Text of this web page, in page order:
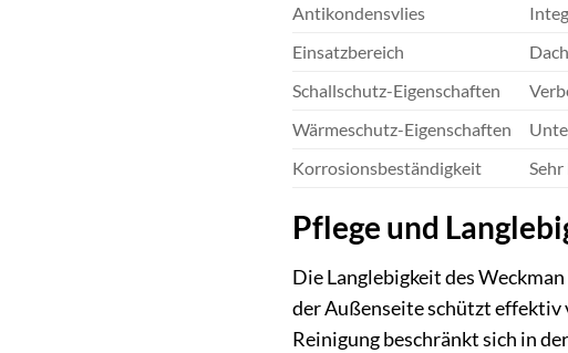
Antikondensvlies
Einsatzbereich
Schallschutz-Eigenschaften
Wärmeschutz-Eigenschaften
Korrosionsbeständigkeit
Pflege und
Die Langlebigkeit des
der Außenseite schützt effektiv
Reinigung beschränkt sich in